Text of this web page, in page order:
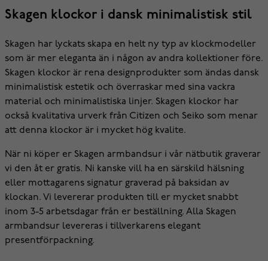
Skagen klockor i dansk minimalistisk stil
Skagen har lyckats skapa en helt ny typ av klockmodeller
som är mer eleganta än i någon av andra kollektioner före.
Skagen klockor är rena designprodukter som ändas dansk
minimalistisk estetik och överraskar med sina vackra
material och minimalistiska linjer. Skagen klockor har
också kvalitativa urverk från Citizen och Seiko som menar
att denna klockor är i mycket hög kvalite.
När ni köper er Skagen armbandsur i vår nätbutik graverar
vi den åt er gratis. Ni kanske vill ha en särskild hälsning
eller mottagarens signatur graverad på baksidan av
klockan. Vi levererar produkten till er mycket snabbt
inom 3-5 arbetsdagar från er beställning. Alla Skagen
armbandsur levereras i tillverkarens elegant
presentförpackning.